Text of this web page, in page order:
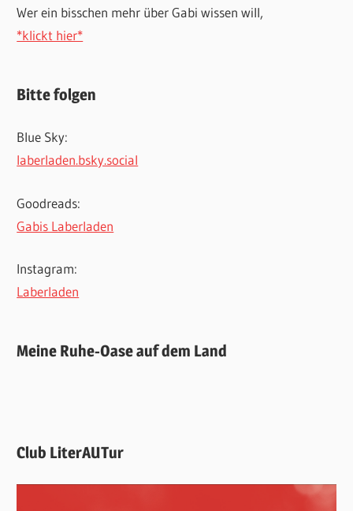
Wer ein bisschen mehr über Gabi wissen will,
*klickt hier*
Bitte folgen
Blue Sky:
laberladen.bsky.social
Goodreads:
Gabis Laberladen
Instagram:
Laberladen
Meine Ruhe-Oase auf dem Land
Club LiterAUTur